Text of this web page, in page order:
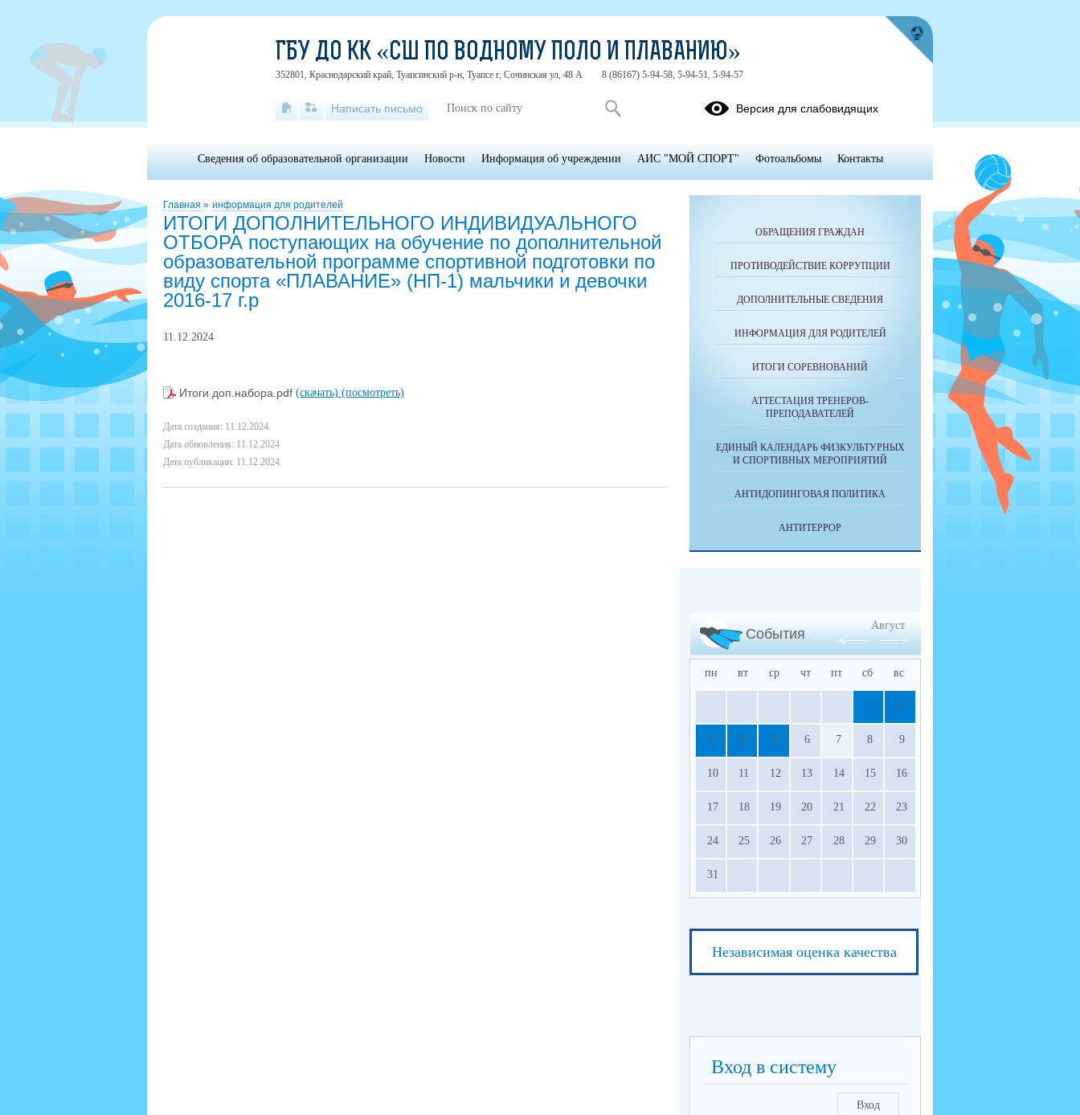
Главная » информация для родителей
ИТОГИ ДОПОЛНИТЕЛЬНОГО ИНДИВИДУАЛЬНОГО
ОТБОРА поступающих на обучение по дополнительной
образовательной программе спортивной подготовки по
виду спорта «ПЛАВАНИЕ» (НП-1) мальчики и девочки
2016-17 г.р
11.12.2024
Итоги доп.набора.pdf (скачать) (посмотреть)
Дата создания: 11.12.2024
Дата обновления: 11.12.2024
Дата публикации: 11.12.2024
ОБРАЩЕНИЯ ГРАЖДАН
ПРОТИВОДЕЙСТВИЕ КОРРУПЦИИ
ДОПОЛНИТЕЛЬНЫЕ СВЕДЕНИЯ
ИНФОРМАЦИЯ ДЛЯ РОДИТЕЛЕЙ
ИТОГИ СОРЕВНОВАНИЙ
АТТЕСТАЦИЯ ТРЕНЕРОВ-
ПРЕПОДАВАТЕЛЕЙ
ЕДИНЫЙ КАЛЕНДАРЬ ФИЗКУЛЬТУРНЫХ
И СПОРТИВНЫХ МЕРОПРИЯТИЙ
АНТИДОПИНГОВАЯ ПОЛИТИКА
АНТИТЕРРОР
События
Август
пн вт ср чт пт сб вс
1 2
3 4 5 6 7 8 9
10 11 12 13 14 15 16
17 18 19 20 21 22 23
24 25 26 27 28 29 30
31
Независимая оценка качества
Вход в систему
Вход
ГБУ ДО КК «СШ ПО ВОДНОМУ ПОЛО И ПЛАВАНИЮ»
352801, Краснодарский край, Туапсинский р-н, Туапсе г, Сочинская ул, 48 А 8 (86167) 5-94-58, 5-94-51, 5-94-57
Написать письмо Версия для слабовидящих
Сведения об образовательной организации Новости Информация об учреждении АИС "МОЙ СПОРТ" Фотоальбомы Контакты